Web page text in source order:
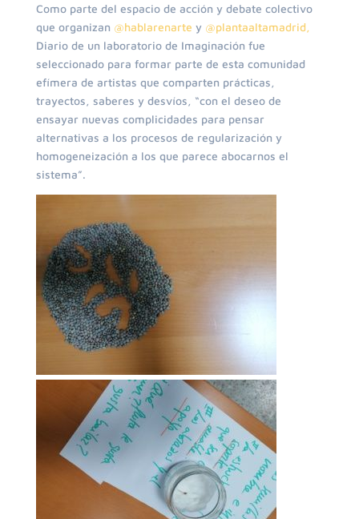
Como parte del espacio de acción y debate colectivo
que organizan @hablarenarte y @plantaaltamadrid,
Diario de un laboratorio de Imaginación fue
seleccionado para formar parte de esta comunidad
efímera de artistas que comparten prácticas,
trayectos, saberes y desvíos, “con el deseo de
ensayar nuevas complicidades para pensar
alternativas a los procesos de regularización y
homogeneización a los que parece abocarnos el
sistema”.